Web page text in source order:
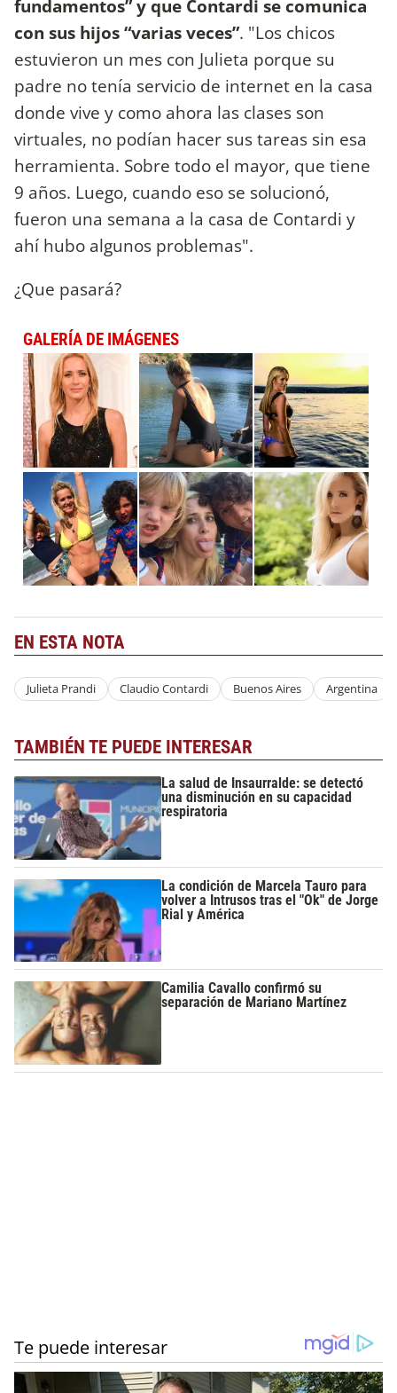
fundamentos” y que Contardi se comunica
con sus hijos “varias veces”. "Los chicos
estuvieron un mes con Julieta porque su
padre no tenía servicio de internet en la casa
donde vive y como ahora las clases son
virtuales, no podían hacer sus tareas sin esa
herramienta. Sobre todo el mayor, que tiene
9 años. Luego, cuando eso se solucionó,
fueron una semana a la casa de Contardi y
ahí hubo algunos problemas".
¿Que pasará?
GALERÍA DE IMÁGENES
EN ESTA NOTA
Julieta Prandi Claudio Contardi Buenos Aires Argentina
TAMBIÉN TE PUEDE INTERESAR
La salud de Insaurralde: se detectó
una disminución en su capacidad
respiratoria
La condición de Marcela Tauro para
volver a Intrusos tras el "Ok" de Jorge
Rial y América
Camilia Cavallo confirmó su
separación de Mariano Martínez